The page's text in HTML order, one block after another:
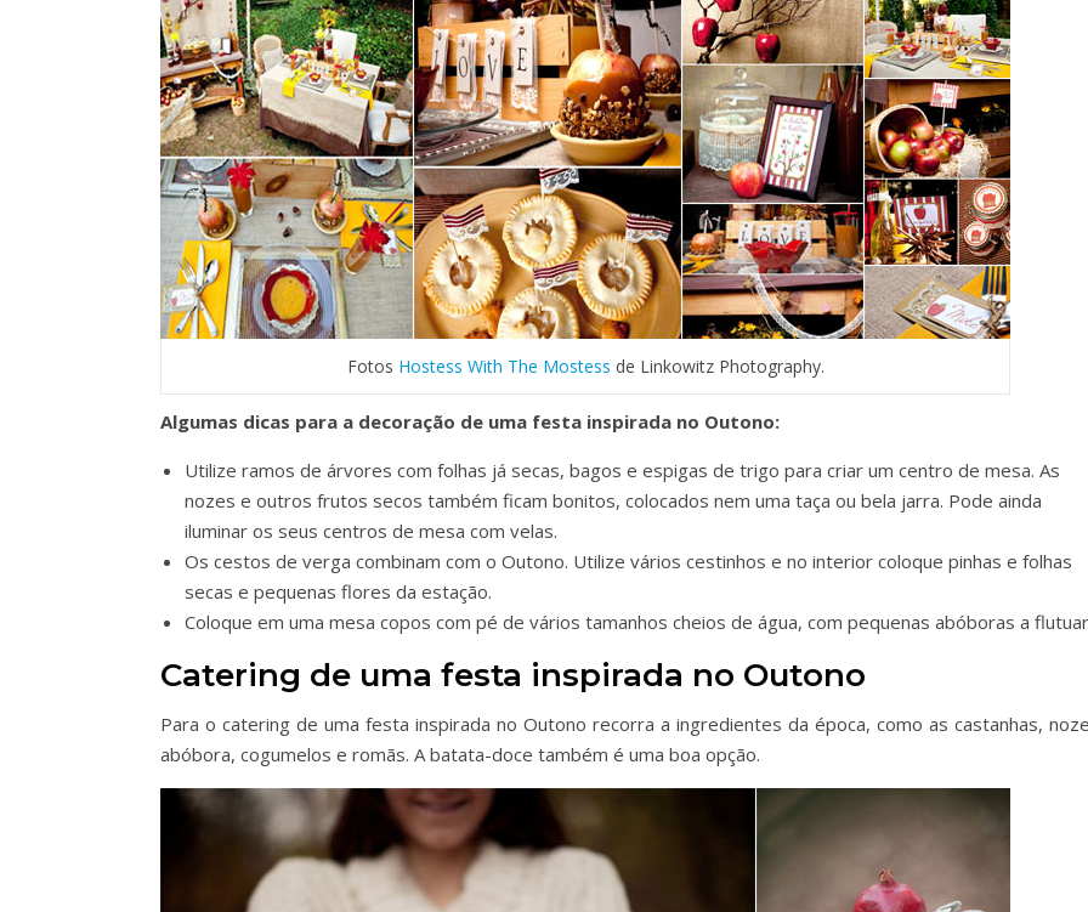
Fotos Hostess With The Mostess de Linkowitz Photography.
Algumas dicas para a decoração de uma festa inspirada no Outono:
Utilize ramos de árvores com folhas já secas, bagos e espigas de trigo para criar um centro de mesa. As
nozes e outros frutos secos também ficam bonitos, colocados nem uma taça ou bela jarra. Pode ainda
iluminar os seus centros de mesa com velas.
Os cestos de verga combinam com o Outono. Utilize vários cestinhos e no interior coloque pinhas e folhas
secas e pequenas flores da estação.
Coloque em uma mesa copos com pé de vários tamanhos cheios de água, com pequenas abóboras a
Catering de uma festa inspirada no Outono
Para o catering de uma festa inspirada no Outono recorra a ingredientes da época, como as castanhas,
abóbora, cogumelos e romãs. A batata-doce também é uma boa opção.